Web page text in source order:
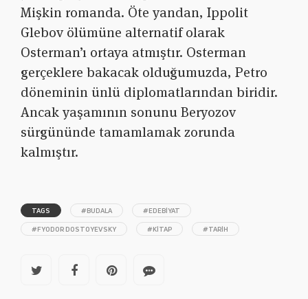
Mişkin romanda. Öte yandan, Ippolit
Glebov ölümüne alternatif olarak
Osterman’ı ortaya atmıştır. Osterman
gerçeklere bakacak olduğumuzda, Petro
döneminin ünlü diplomatlarından biridir.
Ancak yaşamının sonunu Beryozov
sürgününde tamamlamak zorunda
kalmıştır.
TAGS #BUDALA
#EDEBIYAT
#FYODOR DOSTOYEVSKY
#KITAP #TARIH